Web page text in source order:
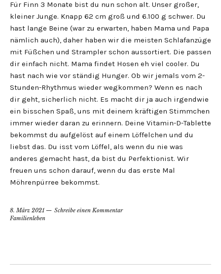
Für Finn 3 Monate bist du nun schon alt. Unser großer,
kleiner Junge. Knapp 62 cm groß und 6.100 g schwer. Du
hast lange Beine (war zu erwarten, haben Mama und Papa
nämlich auch), daher haben wir die meisten Schlafanzüge
mit Füßchen und Strampler schon aussortiert. Die passen
dir einfach nicht. Mama findet Hosen eh viel cooler. Du
hast nach wie vor ständig Hunger. Ob wir jemals vom 2-
Stunden-Rhythmus wieder wegkommen? Wenn es nach
dir geht, sicherlich nicht. Es macht dir ja auch irgendwie
ein bisschen Spaß, uns mit deinem kräftigen Stimmchen
immer wieder daran zu erinnern. Deine Vitamin-D-Tablette
bekommst du aufgelöst auf einem Löffelchen und du
liebst das. Du isst vom Löffel, als wenn du nie was
anderes gemacht hast, da bist du Perfektionist. Wir
freuen uns schon darauf, wenn du das erste Mal
Möhrenpürree bekommst.
8. März 2021
Schreibe einen Kommentar
Familienleben